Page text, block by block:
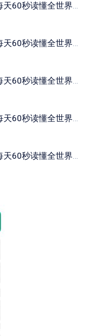
05月08日新闻早报，每天60秒读懂全世界！
04月29日新闻早报，每天60秒读懂全世界！
04月25日新闻早报，每天60秒读懂全世界！
04月23日新闻早报，每天60秒读懂全世界！
04月21日新闻早报，每天60秒读懂全世界！